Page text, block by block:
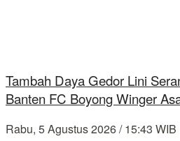
Tambah Daya Gedor Lini
Banten FC Boyong Winger
Rabu, 5 Agustus 2026 / 15:43 WIB